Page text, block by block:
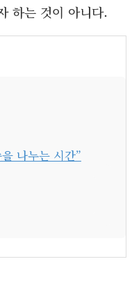
하는 것이 아니다.
나누는 시간”